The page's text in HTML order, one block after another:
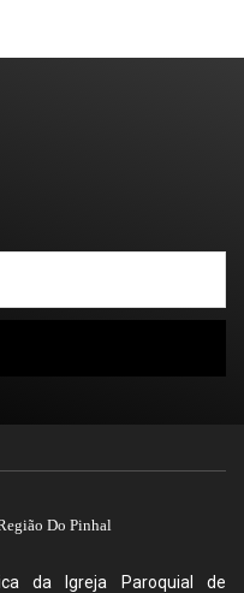
Do Pinhal
da Igreja Paroquial de